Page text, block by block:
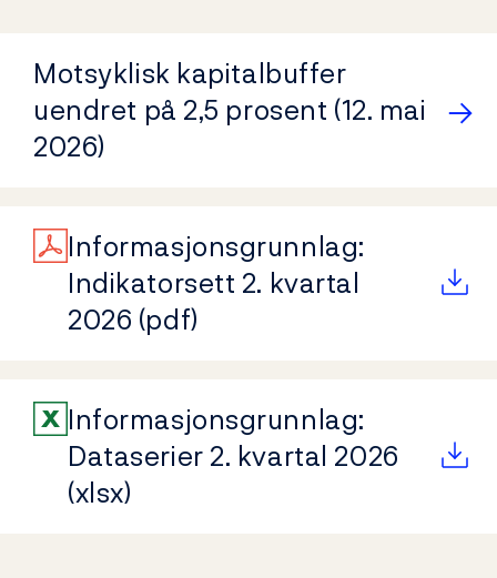
Motsyklisk kapitalbuffer
uendret på 2,5 prosent (12. mai
2026)
Informasjonsgrunnlag:
Indikatorsett 2. kvartal
2026 (pdf)
Informasjonsgrunnlag:
Dataserier 2. kvartal 2026
(xlsx)